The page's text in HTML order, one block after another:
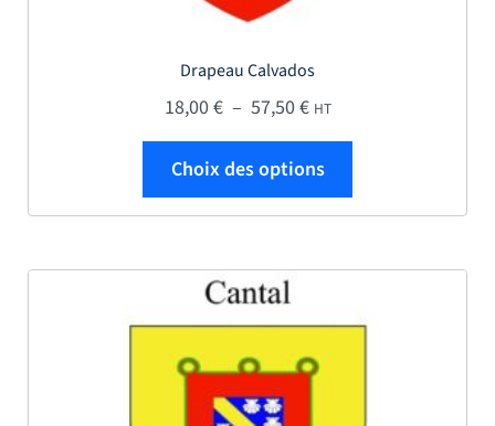
Drapeau Calvados
18,00€ – 57,50€Plage de prix : 18,00 €
HT
Choix des options